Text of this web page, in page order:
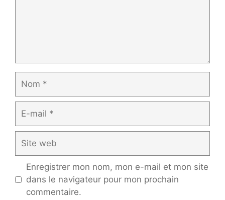
mail
web
Enregistrer mon nom, mon e-mail et mon site
dans le navigateur pour mon prochain
commentaire.